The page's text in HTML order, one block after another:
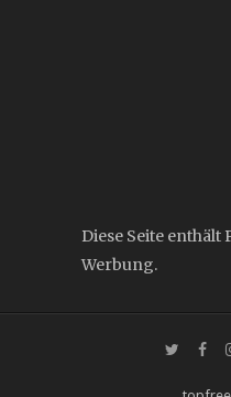
Diese Seite
Werbung.